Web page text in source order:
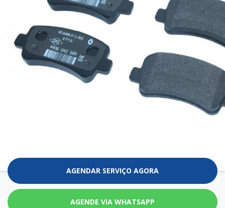
AGENDAR SERVIÇO AGORA
AGENDE VIA WHATSAPP